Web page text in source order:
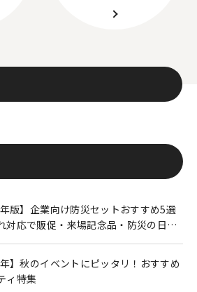
年版】企業向け防災セットおすすめ5選
対応で販促・来場記念品・防災の日に
年】秋のイベントにピッタリ！おすすめ
ィ特集